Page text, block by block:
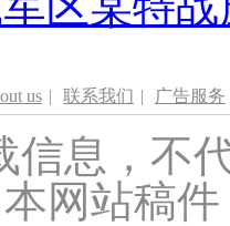
us | 联系我们 | 广告服务
信息，不
本网站稿